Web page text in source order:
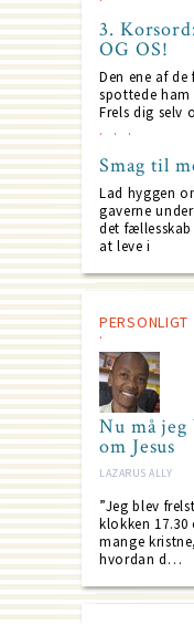
3.
OG OS!
Den ene af
spottede ham
Frels dig selv
Smag til
Lad hyggen
gaverne
det
at leve i
PERSONLIGT
Nu må
om Jesus
LAZARUS ALLY
”Jeg blev
klokken 17.30
mange
hvordan d…